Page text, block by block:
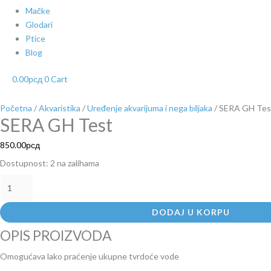
Mačke
Glodari
Ptice
Blog
0.00рсд 0Cart
Početna /Akvaristika /Uređenje akvarijuma i nega biljaka / SERA GH
SERA GH Test
850.00рсд
Dostupnost: 2 na zalihama
DODAJ U KORPU
OPIS PROIZVODA
Omogućava lako praćenje ukupne tvrdoće vode